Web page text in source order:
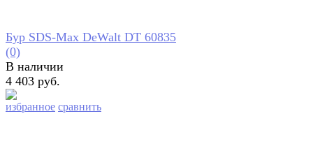
избранное сравнить
Бур SDS-Max DeWalt DT 60835
(0)
В наличии
4 403 руб.